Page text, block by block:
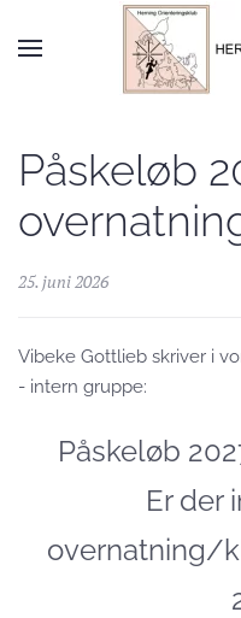
Skip to main content
Påskeløb
25. juni 2026
Vibeke Gottlieb skriver i
- intern gruppe:
Påskeløb
Er der
overnatning/